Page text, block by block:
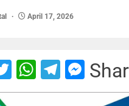
April 17, 2026
Twitter
WhatsApp